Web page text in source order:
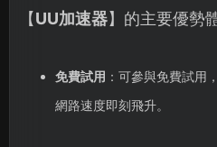
【UU加速器】的主要優勢
免費試用 ：可參與免費試用
網路速度即刻飛升。